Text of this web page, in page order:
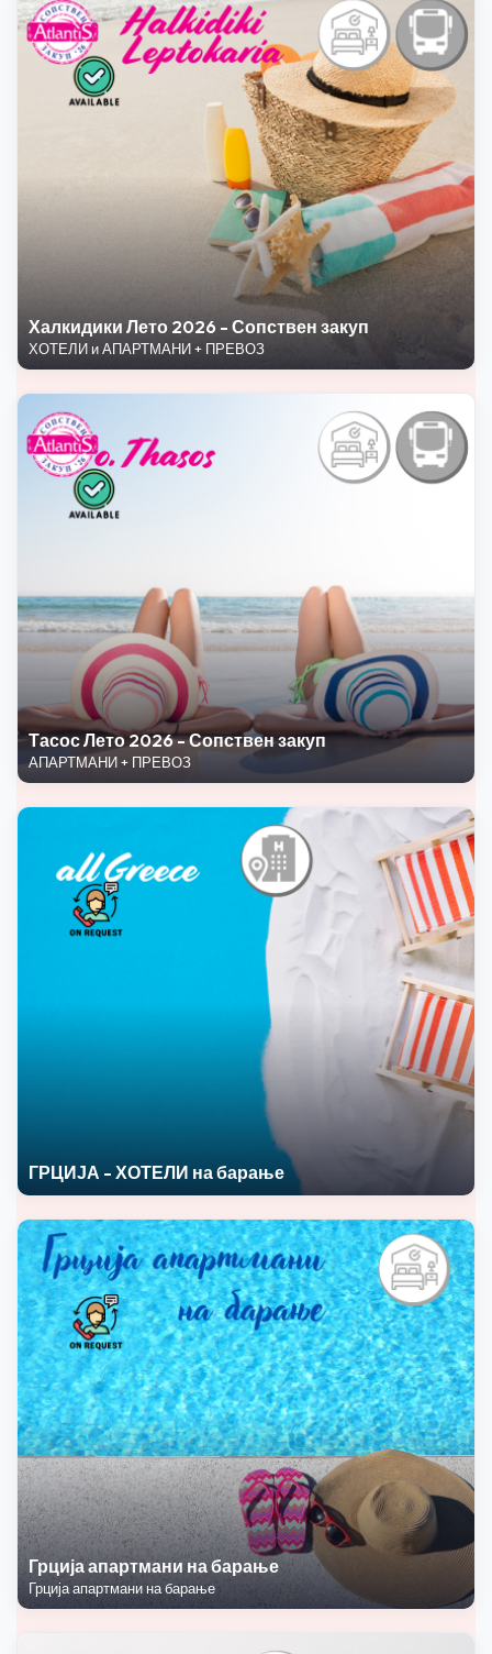
Халкидики Лето 2026 - Сопствен закуп
ХОТЕЛИ и АПАРТМАНИ + ПРЕВОЗ
Тасос Лето 2026 - Сопствен закуп
АПАРТМАНИ + ПРЕВОЗ
ГРЦИЈА - ХОТЕЛИ на барање
Грција апартмани на барање
Грција апартмани на барање